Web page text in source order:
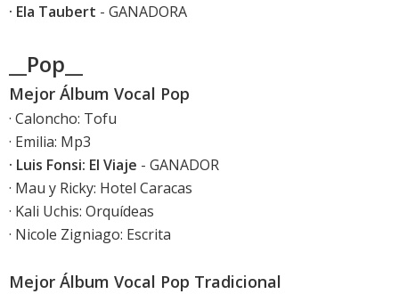
· Ela Taubert - GANADORA
__Pop__
Mejor Álbum Vocal Pop
· Caloncho: Tofu
· Emilia: Mp3
· Luis Fonsi: El Viaje - GANADOR
· Mau y Ricky: Hotel Caracas
· Kali Uchis: Orquídeas
· Nicole Zigniago: Escrita
Mejor Álbum Vocal Pop Tradicional